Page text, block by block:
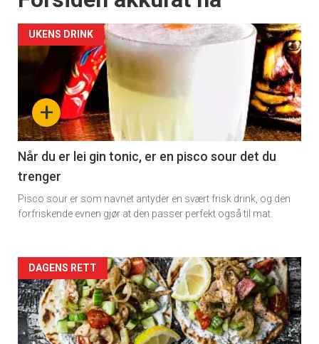
+
UKENS DRINK
Når du er lei gin tonic, er en pisco sour det du
trenger
Pisco sour er som navnet antyder en svært frisk drink, og den
forfriskende evnen gjør at den passer perfekt også til mat.
Forsiden
akkurat
nå
DAGENS RETT